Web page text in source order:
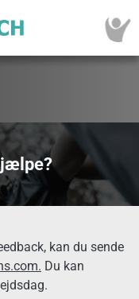
kan du sende
Du kan